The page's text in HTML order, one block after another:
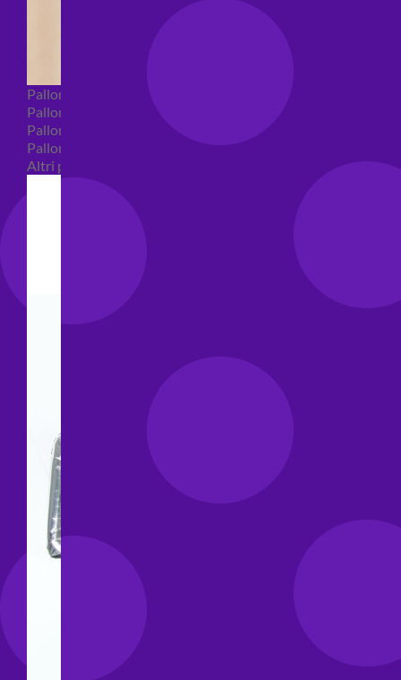
Palloncini Bubble
Palloncini numeri e lettere
Palloncini numeri e lettere piccoli
Palloncini numeri e lettere grandi
Altri palloncini numeri e lettere